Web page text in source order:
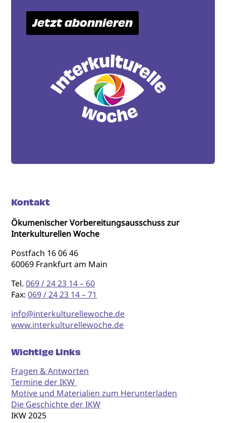
Jetzt abonnieren
Kontakt
Ökumenischer Vorbereitungsausschuss zur
Interkulturellen Woche
Postfach 16 06 46
60069 Frankfurt am Main
Tel.069 / 24 23 14 – 60
Fax:069 / 24 23 14 – 71
info@interkulturellewoche.de
www.interkulturellewoche.de
Wichtige Links
Fragen & Antworten
Termine der IKW
Motive und Materialien zum Herunterladen
Die Geschichte der IKW
IKW 2025